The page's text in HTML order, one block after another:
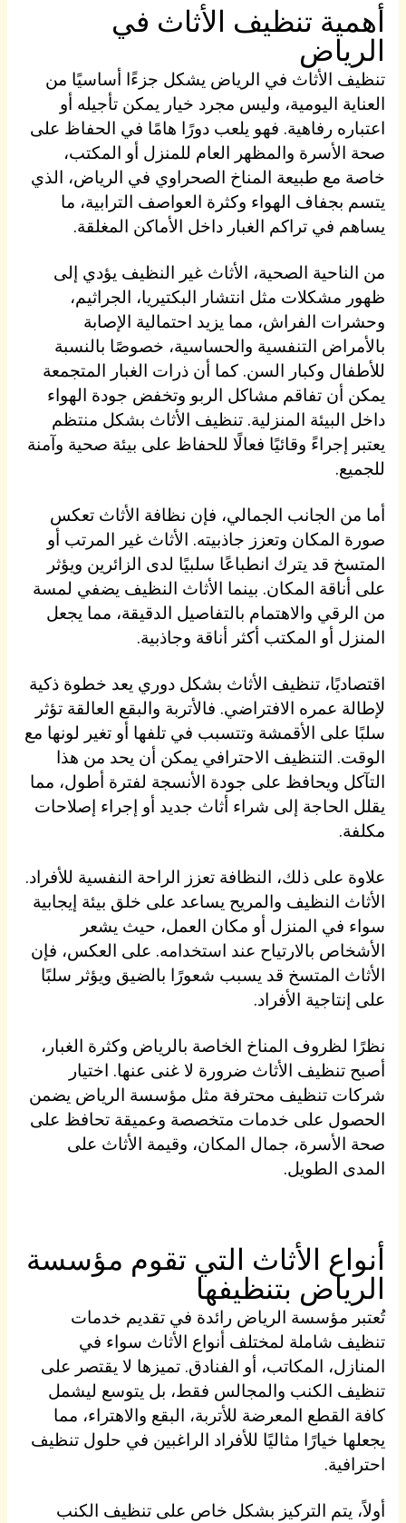
أهمية تنظيف الأثاث في
الرياض
تنظيف الأثاث في الرياض يشكل جزءًا أساسيًا من
العناية اليومية، وليس مجرد خيار يمكن تأجيله أو
اعتباره رفاهية. فهو يلعب دورًا هامًا في الحفاظ على
صحة الأسرة والمظهر العام للمنزل أو المكتب،
خاصة مع طبيعة المناخ الصحراوي في الرياض، الذي
يتسم بجفاف الهواء وكثرة العواصف الترابية، ما
يساهم في تراكم الغبار داخل الأماكن المغلقة.
من الناحية الصحية، الأثاث غير النظيف يؤدي إلى
ظهور مشكلات مثل انتشار البكتيريا، الجراثيم،
وحشرات الفراش، مما يزيد احتمالية الإصابة
بالأمراض التنفسية والحساسية، خصوصًا بالنسبة
للأطفال وكبار السن. كما أن ذرات الغبار المتجمعة
يمكن أن تفاقم مشاكل الربو وتخفض جودة الهواء
داخل البيئة المنزلية. تنظيف الأثاث بشكل منتظم
يعتبر إجراءً وقائيًا فعالًا للحفاظ على بيئة صحية وآمنة
للجميع.
أما من الجانب الجمالي، فإن نظافة الأثاث تعكس
صورة المكان وتعزز جاذبيته. الأثاث غير المرتب أو
المتسخ قد يترك انطباعًا سلبيًا لدى الزائرين ويؤثر
على أناقة المكان. بينما الأثاث النظيف يضفي لمسة
من الرقي والاهتمام بالتفاصيل الدقيقة، مما يجعل
المنزل أو المكتب أكثر أناقة وجاذبية.
اقتصاديًا، تنظيف الأثاث بشكل دوري يعد خطوة ذكية
لإطالة عمره الافتراضي. فالأتربة والبقع العالقة تؤثر
سلبًا على الأقمشة وتتسبب في تلفها أو تغير لونها مع
الوقت. التنظيف الاحترافي يمكن أن يحد من هذا
التآكل ويحافظ على جودة الأنسجة لفترة أطول، مما
يقلل الحاجة إلى شراء أثاث جديد أو إجراء إصلاحات
مكلفة.
علاوة على ذلك، النظافة تعزز الراحة النفسية للأفراد.
الأثاث النظيف والمريح يساعد على خلق بيئة إيجابية
سواء في المنزل أو مكان العمل، حيث يشعر
الأشخاص بالارتياح عند استخدامه. على العكس، فإن
الأثاث المتسخ قد يسبب شعورًا بالضيق ويؤثر سلبًا
على إنتاجية الأفراد.
نظرًا لظروف المناخ الخاصة بالرياض وكثرة الغبار،
أصبح تنظيف الأثاث ضرورة لا غنى عنها. اختيار
شركات تنظيف محترفة مثل مؤسسة الرياض يضمن
الحصول على خدمات متخصصة وعميقة تحافظ على
صحة الأسرة، جمال المكان، وقيمة الأثاث على
المدى الطويل.
أنواع الأثاث التي تقوم مؤسسة
الرياض بتنظيفها
تُعتبر مؤسسة الرياض رائدة في تقديم خدمات
تنظيف شاملة لمختلف أنواع الأثاث سواء في
المنازل، المكاتب، أو الفنادق. تميزها لا يقتصر على
تنظيف الكنب والمجالس فقط، بل يتوسع ليشمل
كافة القطع المعرضة للأتربة، البقع والاهتراء، مما
يجعلها خيارًا مثاليًا للأفراد الراغبين في حلول تنظيف
احترافية.
أولاً، يتم التركيز بشكل خاص على تنظيف الكنب